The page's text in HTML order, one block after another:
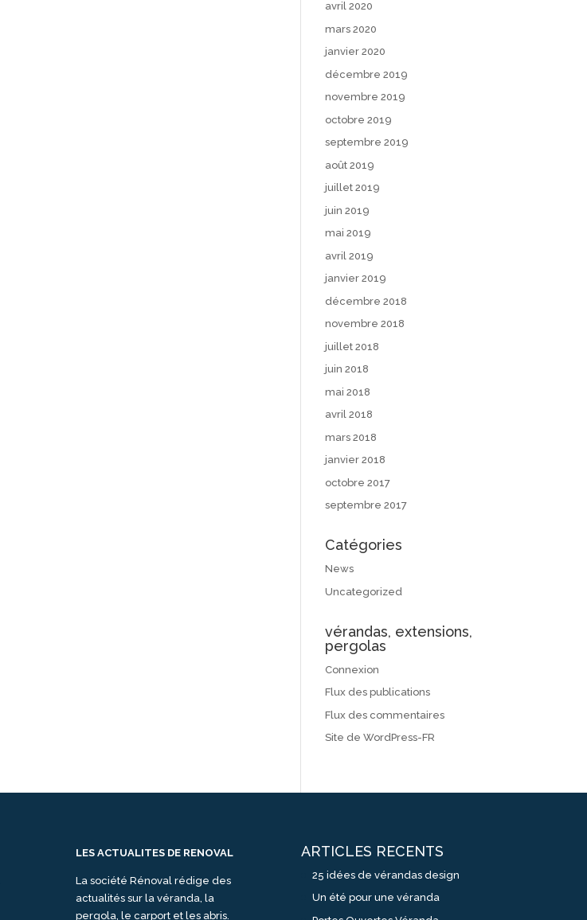
avril 2020
mars 2020
janvier 2020
décembre 2019
novembre 2019
octobre 2019
septembre 2019
août 2019
juillet 2019
juin 2019
mai 2019
avril 2019
janvier 2019
décembre 2018
novembre 2018
juillet 2018
juin 2018
mai 2018
avril 2018
mars 2018
janvier 2018
octobre 2017
septembre 2017
Catégories
News
Uncategorized
vérandas, extensions,
pergolas
Connexion
Flux des publications
Flux des commentaires
Site de WordPress-FR
LES ACTUALITES DE RENOVAL
La société Rénoval rédige des
actualités sur la véranda, la
pergola, le carport et les abris.
ARTICLES RECENTS
25 idées de vérandas design
Un été pour une véranda